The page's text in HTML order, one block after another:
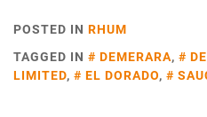
POSTED IN RHUM
TAGGED IN
DEMERARA,
LIMITED, EL DORADO,